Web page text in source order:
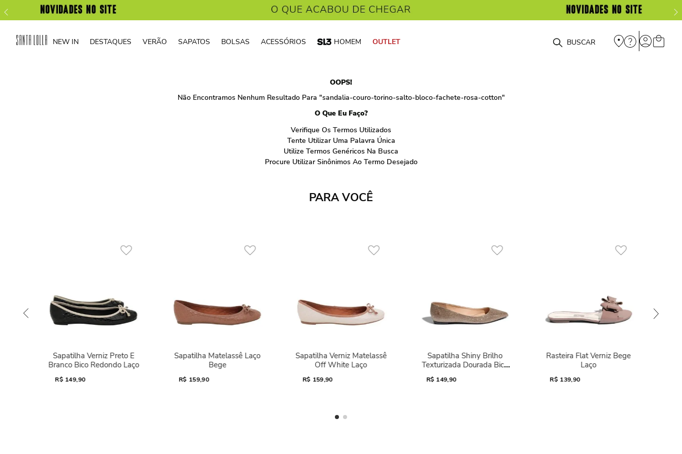
NEW IN DESTAQUES VERÃO SAPATOS BOLSAS ACESSÓRIOS HOMEM OUTLET O que você está procurando?
OOPS!
Não Encontramos Nenhum Resultado Para "sandalia-couro-torino-salto-bloco-fachete-rosa-cotton"
O Que Eu Faço?
Verifique Os Termos Utilizados
Tente Utilizar Uma Palavra Única
Utilize Termos Genéricos Na Busca
Procure Utilizar Sinônimos Ao Termo Desejado
PARA VOCÊ
Sapatilha Verniz Preto E
Branco Bico Redondo Laço
R$ 149,90
Sapatilha Matelassê Laço
Bege
R$ 159,90
Sapatilha Verniz Matelassê
Off White Laço
R$ 159,90
Sapatilha Shiny Brilho
Texturizada Dourada Bico
R$ 149,90
Rasteira Flat Verniz Bege
Laço
R$ 139,90